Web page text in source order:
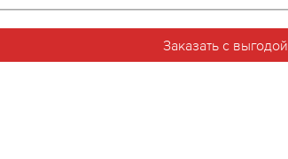
Заказать с выгодой